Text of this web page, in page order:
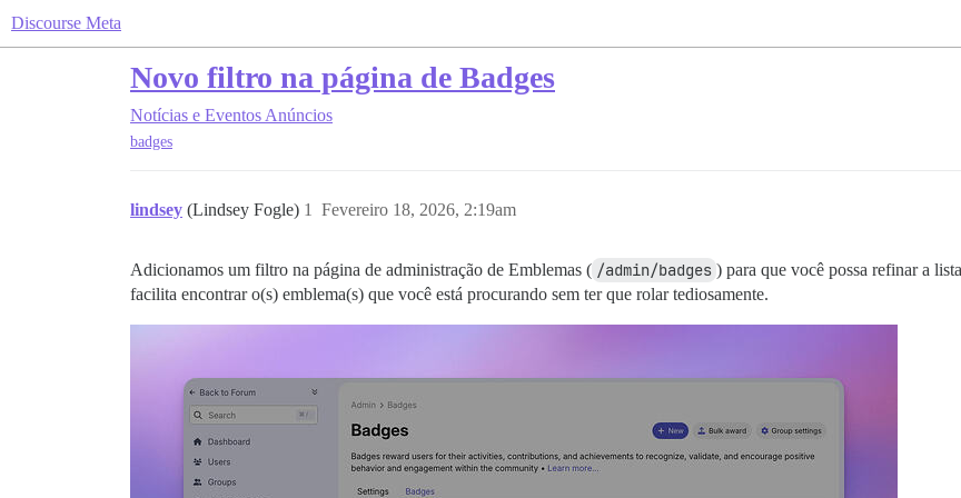
Discourse Meta
Novo filtro na página de Badges
Notícias e Eventos Anúncios
badges
lindsey (Lindsey Fogle) Fevereiro 18, 2026, 2:19am
1
Adicionamos um filtro na página de administração de Emblemas ( /admin/badges ) para que você possa refinar a
facilita encontrar o(s) emblema(s) que você está procurando sem ter que rolar tediosamente.